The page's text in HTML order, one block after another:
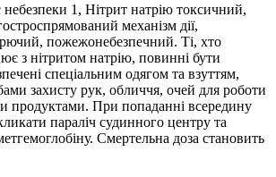
небезпеки 1, Нітрит натрію токсичний,
механізм дії,
пожежонебезпечний. Ті, хто
з нітритом натрію, повинні бути
спеціальним одягом та взуттям,
захисту рук, обличчя, очей для роботи
продуктами. При попаданні всередину
параліч судинного центру та
Смертельна доза становить